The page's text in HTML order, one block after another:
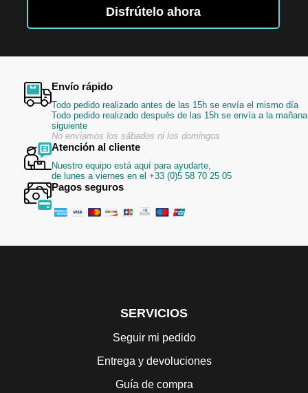
de
Disfrútelo ahora
Envío rápido
Todo pedido realizado antes de las 15h se envía el mismo día
Todo pedido realizado después de las 15h se envía a la mañana
siguiente
No enviamos los sábados ni los domingos
Atención al cliente
Nuestro equipo está aquí para ayudarte,
de lunes a viernes en el +33 (0)5 58 70 25 05
Pagos seguros
SERVICIOS
Seguir mi pedido
Entrega y devoluciones
Guía de compra